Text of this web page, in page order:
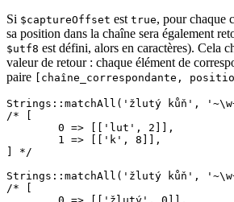
Si $captureOffset est true, pour chaque
sa position dans la chaîne sera également
$utf8 est défini, alors en caractères). Cela
valeur de retour : chaque élément de
paire
[chaîne_correspondante,
Strings::matchAll('žlutý kůň',
/* [
] */
Strings::matchAll('žlutý kůň',
/* [